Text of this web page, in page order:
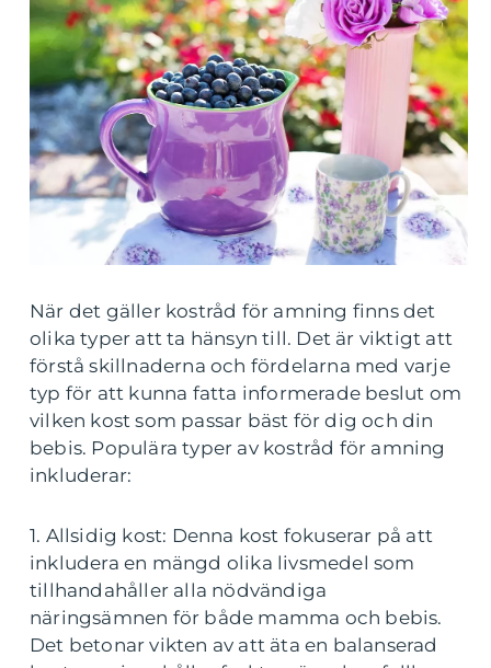
När det gäller kostråd för amning finns det
olika typer att ta hänsyn till. Det är viktigt att
förstå skillnaderna och fördelarna med varje
typ för att kunna fatta informerade beslut om
vilken kost som passar bäst för dig och din
bebis. Populära typer av kostråd för amning
inkluderar:
1. Allsidig kost: Denna kost fokuserar på att
inkludera en mängd olika livsmedel som
tillhandahåller alla nödvändiga
näringsämnen för både mamma och bebis.
Det betonar vikten av att äta en balanserad